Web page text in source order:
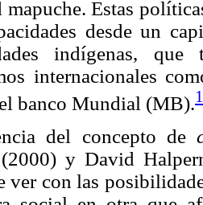
mapuche. Estas
desde un
indígenas,
internacionales
banco Mundial (MB).
del concepto de
(2000) y David
ver con las